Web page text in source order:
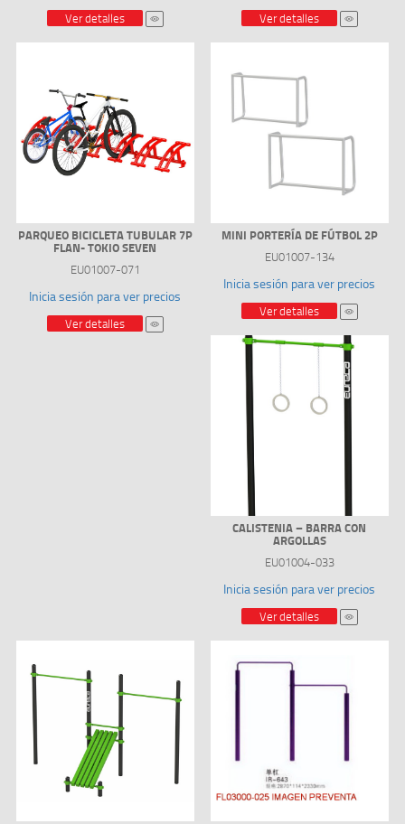
Ver detalles Ver detalles
PARQUEO BICICLETA TUBULAR 7P
FLAN- TOKIO SEVEN
EU01007-071
Inicia sesión para ver precios
Ver detalles
MINI PORTERÍA DE FÚTBOL 2P
EU01007-134
Inicia sesión para ver precios
Ver detalles
CALISTENIA – BARRA CON
ARGOLLAS
EU01004-033
Inicia sesión para ver precios
Ver detalles